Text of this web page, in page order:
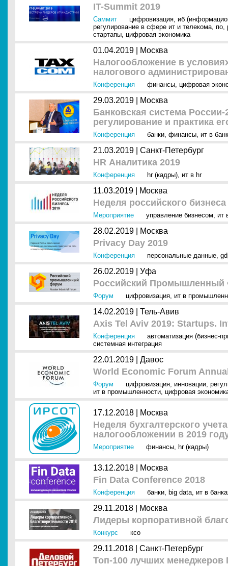
IT-Summit 2019
Саммит цифровизация, иб
регулирование в сфере ит и телекома, по,
стартапы, цифровая экономика
01.04.2019 | Москва
Налогообложение в
налогового
Конференция финансы, цифровая
29.03.2019 | Москва
Банковская система
регулирование и практика
Конференция банки, финансы, ит в
21.03.2019 | Санкт-Петербург
HR Аналитика 2019
Конференция hr (кадры), ит в hr
11.03.2019 | Москва
Неделя российского бизнеса
Мероприятие управление бизнесом, ит
28.02.2019 | Москва
Privacy Day 2019
Конференция персональные данные,
26.02.2019 | Уфа
Российский Промышленный
Форум цифровизация, ит в
14.02.2019 | Тель-Авив
Axis Tel Aviv 2019: Startups.
Конференция
автоматизация (бизнес-
системная интеграция
22.01.2019 | Давос
World Economic Forum
Форум цифровизация, инновации,
ит в промышленности, цифровая
17.12.2018 | Москва
Неделя бухгалтерского
налогообложении в 2019
Мероприятие финансы, hr (кадры)
13.12.2018 | Москва
Fin Data Conference 2018
Конференция банки, big data, ит в
29.11.2018 | Москва
Лидеры корпоративной
Конкурс ксо
29.11.2018 | Санкт-Петербург
Топ-100 лучших менеджеров